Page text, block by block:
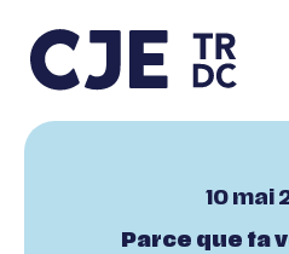
10 mai
Parce que ta